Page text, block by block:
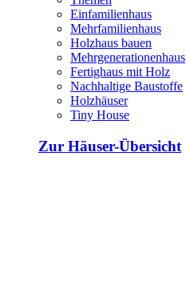
Einfamilienhaus
Mehrfamilienhaus
Holzhaus bauen
Mehrgenerationenhaus
Fertighaus mit Holz
Nachhaltige Baustoffe
Holzhäuser
Tiny House
Zur Häuser-Übersicht